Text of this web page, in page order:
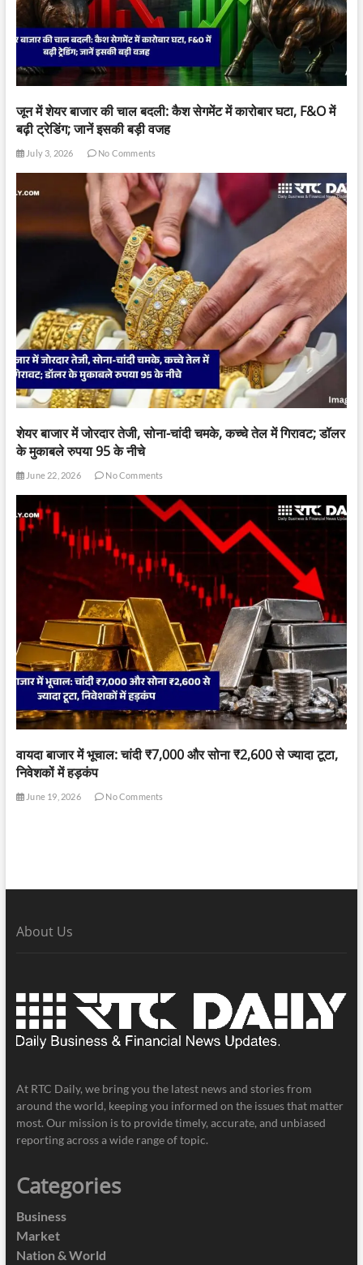
जून में शेयर बाजार की चाल बदली: कैश सेगमेंट में कारोबार घटा, F&O में
बढ़ी ट्रेडिंग; जानें इसकी बड़ी वजह
July 3, 2026 No Comments
शेयर बाजार में जोरदार तेजी, सोना-चांदी चमके, कच्चे तेल में गिरावट; डॉलर
के मुकाबले रुपया 95 के नीचे
June 22, 2026 No Comments
वायदा बाजार में भूचाल: चांदी ₹7,000 और सोना ₹2,600 से ज्यादा टूटा,
निवेशकों में हड़कंप
June 19, 2026 No Comments
About Us
At RTC Daily, we bring you the latest news and stories from
around the world, keeping you informed on the issues that matter
most. Our mission is to provide timely, accurate, and unbiased
reporting across a wide range of topic.
Categories
Business
Market
Nation & World